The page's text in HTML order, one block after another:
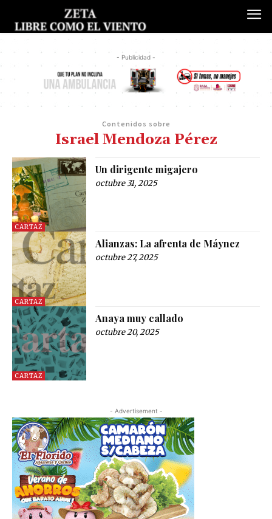
- Publicidad -
Contenidos sobre
Israel Mendoza Pérez
CARTAZ
Un dirigente migajero
octubre 31, 2025
CARTAZ
Alianzas: La afrenta de Máynez
octubre 27, 2025
CARTAZ
Anaya muy callado
octubre 20, 2025
- Advertisement -